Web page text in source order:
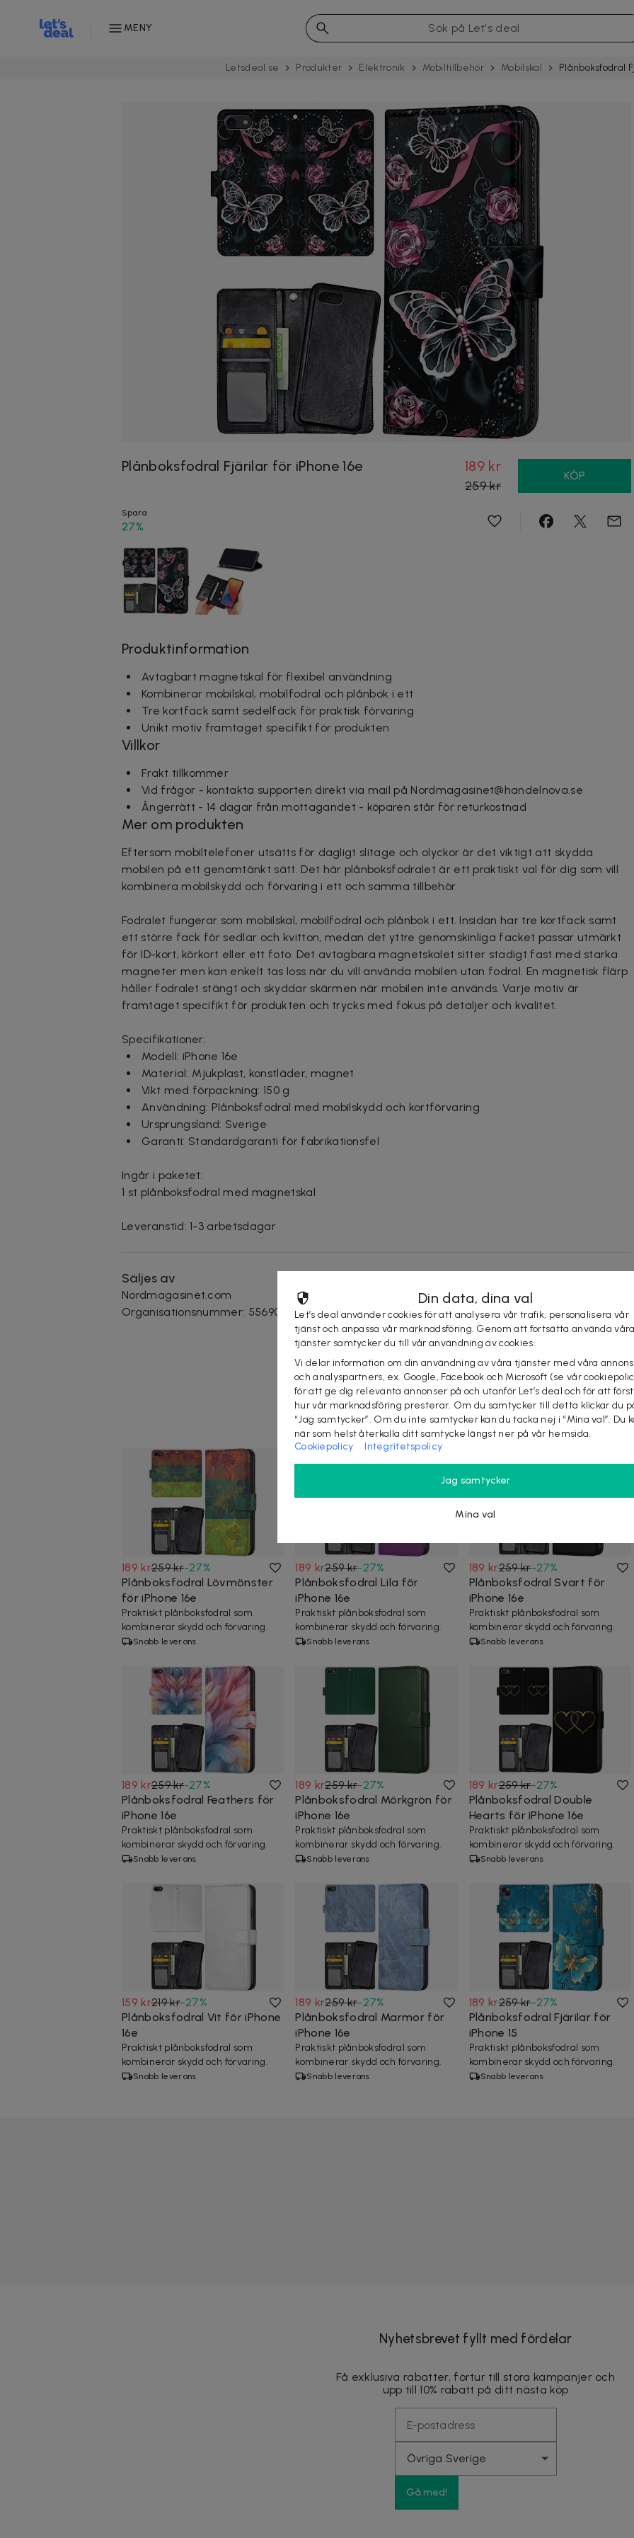
MENY
Letsdeal.se Produkter Elektronik Mobil­tillbehör Mobilskal Plånboksfodral
Plånboksfodral Fjärilar för iPhone 16e 189 kr
259 kr
KÖP
Spara
27%
Produktinformation
Avtagbart magnetskal för flexibel användning
Kombinerar mobilskal, mobilfodral och plånbok i ett
Tre kortfack samt sedelfack för praktisk förvaring
Unikt motiv framtaget specifikt för produkten
Villkor
Frakt tillkommer
Vid frågor - kontakta supporten direkt via mail på Nordmagasinet@handelnova.se
Ångerrätt - 14 dagar från mottagandet - köparen står för returkostnad
Mer om produkten
Eftersom mobiltelefoner utsätts för dagligt slitage och olyckor är det viktigt att skydda
mobilen på ett genomtänkt sätt. Det här plånboksfodralet är ett praktiskt val för dig som vill
kombinera mobilskydd och förvaring i ett och samma tillbehör.
Fodralet fungerar som mobilskal, mobilfodral och plånbok i ett. Insidan har tre kortfack samt
ett större fack för sedlar och kvitton, medan det yttre genomskinliga facket passar utmärkt
för ID-kort, körkort eller ett foto. Det avtagbara magnetskalet sitter stadigt fast med starka
magneter men kan enkelt tas loss när du vill använda mobilen utan fodral. En magnetisk flärp
håller fodralet stängt och skyddar skärmen när mobilen inte används. Varje motiv är
framtaget specifikt för produkten och trycks med fokus på detaljer och kvalitet.
Specifikationer:
Modell: iPhone 16e
Material: Mjukplast, konstläder, magnet
Vikt med förpackning: 150 g
Användning: Plånboksfodral med mobilskydd och kortförvaring
Ursprungsland: Sverige
Garanti: Standardgaranti för fabrikationsfel
Ingår i paketet:
1 st plånboksfodral med magnetskal
Leveranstid: 1-3 arbetsdagar
Säljes av
Nordmagasinet.com
Organisationsnummer: 556905-5238
KÖP
Se liknande deals
189 kr259 kr-27%
Plånboksfodral Lövmönster
för iPhone 16e
Praktiskt plånboksfodral som
kombinerar skydd och förvaring.
Snabb leverans
189 kr259 kr-27%
Plånboksfodral Lila för
iPhone 16e
Praktiskt plånboksfodral som
kombinerar skydd och förvaring.
Snabb leverans
189 kr259 kr-27%
Plånboksfodral Svart för
iPhone 16e
Praktiskt plånboksfodral som
kombinerar skydd och förvaring.
Snabb leverans
189 kr259 kr-27%
Plånboksfodral Feathers för
iPhone 16e
Praktiskt plånboksfodral som
kombinerar skydd och förvaring.
Snabb leverans
189 kr259 kr-27%
Plånboksfodral Mörkgrön för
iPhone 16e
Praktiskt plånboksfodral som
kombinerar skydd och förvaring.
Snabb leverans
189 kr259 kr-27%
Plånboksfodral Double
Hearts för iPhone 16e
Praktiskt plånboksfodral som
kombinerar skydd och förvaring.
Snabb leverans
159 kr219 kr-27%
Plånboksfodral Vit för iPhone
16e
Praktiskt plånboksfodral som
kombinerar skydd och förvaring.
Snabb leverans
189 kr259 kr-27%
Plånboksfodral Marmor för
iPhone 16e
Praktiskt plånboksfodral som
kombinerar skydd och förvaring.
Snabb leverans
189 kr259 kr-27%
Plånboksfodral Fjärilar för
iPhone 15
Praktiskt plånboksfodral som
kombinerar skydd och förvaring.
Snabb leverans
Nyhetsbrevet fyllt med fördelar
Få exklusiva rabatter, förtur till stora kampanjer och
upp till 10% rabatt på ditt nästa köp
Gå med!
Din data, dina val
Let’s deal använder cookies för att analysera vår trafik, personalisera vår
tjänst och anpassa vår marknadsföring. Genom att fortsätta använda våra
tjänster samtycker du till vår användning av cookies.
Vi delar information om din användning av våra tjänster med våra
och analyspartners, ex. Google, Facebook och Microsoft (se vår
för att ge dig relevanta annonser på och utanför Let’s deal och för att
hur vår marknadsföring presterar. Om du samtycker till detta klickar du
“Jag samtycker”. Om du inte samtycker kan du tacka nej i “Mina val”. Du
när som helst återkalla ditt samtycke längst ner på vår hemsida.
Cookiepolicy
Integritetspolicy
Jag samtycker
Mina val